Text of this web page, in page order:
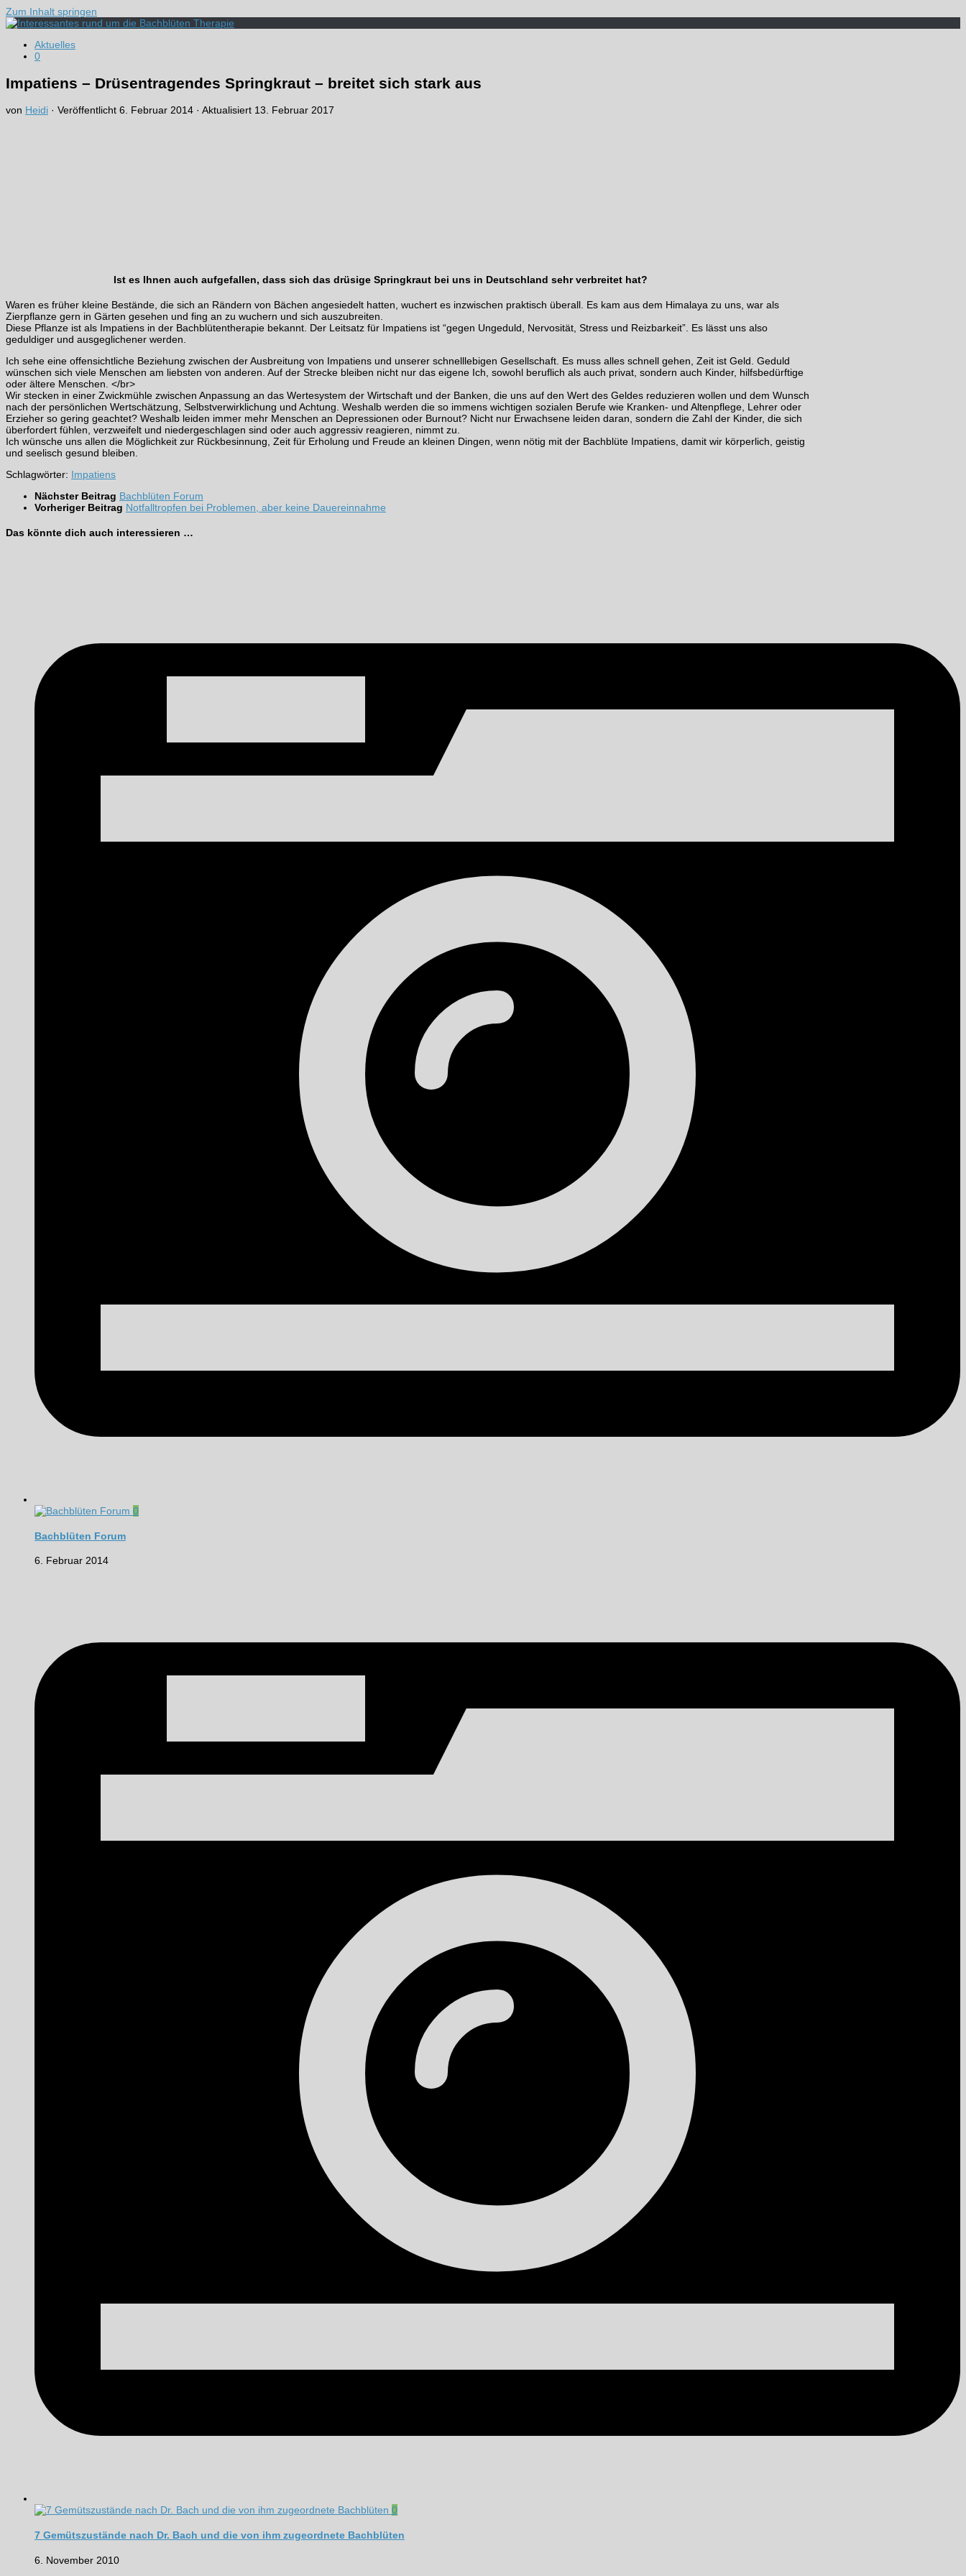
Zum Inhalt springen
Aktuelles
0
Impatiens – Drüsentragendes Springkraut – breitet sich stark aus
von Heidi · Veröffentlicht 6. Februar 2014 · Aktualisiert 13. Februar 2017
Ist es Ihnen auch aufgefallen, dass sich das drüsige Springkraut bei uns in Deutschland sehr verbreitet hat?
Waren es früher kleine Bestände, die sich an Rändern von Bächen angesiedelt hatten, wuchert es inzwischen praktisch überall. Es kam aus dem Himalaya zu uns, war als
Zierpflanze gern in Gärten gesehen und fing an zu wuchern und sich auszubreiten.
Diese Pflanze ist als Impatiens in der Bachblütentherapie bekannt. Der Leitsatz für Impatiens ist “gegen Ungeduld, Nervosität, Stress und Reizbarkeit”. Es lässt uns also
geduldiger und ausgeglichener werden.
Ich sehe eine offensichtliche Beziehung zwischen der Ausbreitung von Impatiens und unserer schnelllebigen Gesellschaft. Es muss alles schnell gehen, Zeit ist Geld. Geduld
wünschen sich viele Menschen am liebsten von anderen. Auf der Strecke bleiben nicht nur das eigene Ich, sowohl beruflich als auch privat, sondern auch Kinder, hilfsbedürftige
oder ältere Menschen. </br>
Wir stecken in einer Zwickmühle zwischen Anpassung an das Wertesystem der Wirtschaft und der Banken, die uns auf den Wert des Geldes reduzieren wollen und dem Wunsch
nach der persönlichen Wertschätzung, Selbstverwirklichung und Achtung. Weshalb werden die so immens wichtigen sozialen Berufe wie Kranken- und Altenpflege, Lehrer oder
Erzieher so gering geachtet? Weshalb leiden immer mehr Menschen an Depressionen oder Burnout? Nicht nur Erwachsene leiden daran, sondern die Zahl der Kinder, die sich
überfordert fühlen, verzweifelt und niedergeschlagen sind oder auch aggressiv reagieren, nimmt zu.
Ich wünsche uns allen die Möglichkeit zur Rückbesinnung, Zeit für Erholung und Freude an kleinen Dingen, wenn nötig mit der Bachblüte Impatiens, damit wir körperlich, geistig
und seelisch gesund bleiben.
Schlagwörter: Impatiens
Nächster Beitrag Bachblüten Forum
Vorheriger Beitrag Notfalltropfen bei Problemen, aber keine Dauereinnahme
Das könnte dich auch interessieren …
0
Bachblüten Forum
6. Februar 2014
0
7 Gemütszustände nach Dr. Bach und die von ihm zugeordnete Bachblüten
6. November 2010